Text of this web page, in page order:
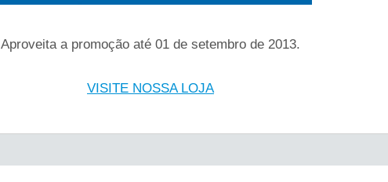
Aproveita a promoção até 01 de setembro de 2013.
VISITE NOSSA LOJA